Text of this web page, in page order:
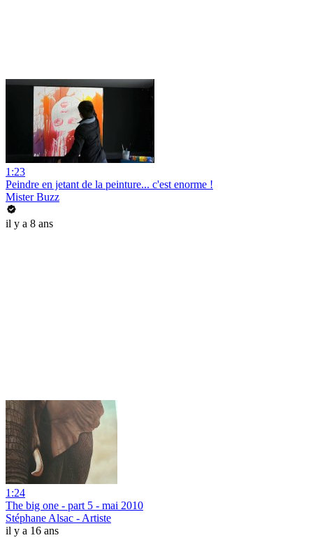
1:23
Peindre en jetant de la peinture... c'est enorme !
Mister Buzz
il y a 8 ans
1:24
The big one - part 5 - mai 2010
Stéphane Alsac - Artiste
il y a 16 ans